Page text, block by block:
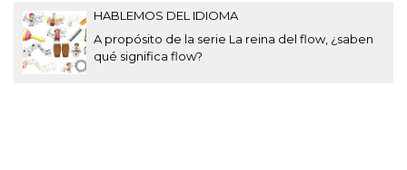
HABLEMOS DEL IDIOMA
A propósito de la serie La reina del flow, ¿saben
qué significa flow?